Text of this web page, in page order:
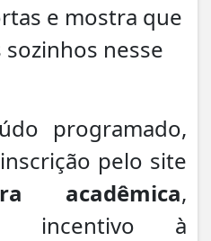
e mostra que
nesse
programado,
pelo site
acadêmica,
incentivo à